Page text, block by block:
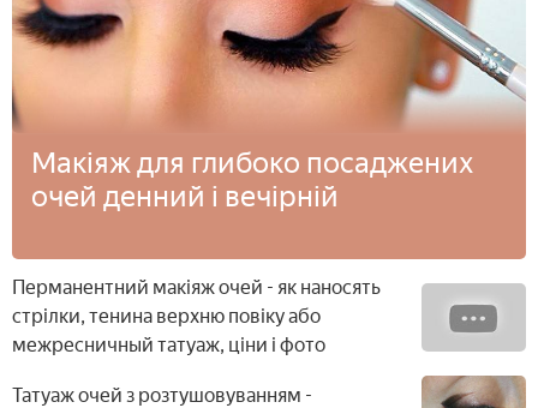
Макіяж для глибоко посаджених
очей денний і вечірній
Перманентний макіяж очей - як наносять
стрілки, тенина верхню повіку або
межресничный татуаж, ціни і фото
Татуаж очей з розтушовуванням -